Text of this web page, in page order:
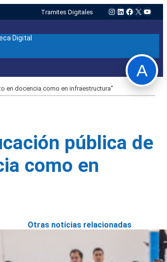
Tramites Digitales Instagram
LinkedIn
Facebook
X
Digital
en docencia como en infraestructura”
pública de
como en
Otras noticias relacionadas
A